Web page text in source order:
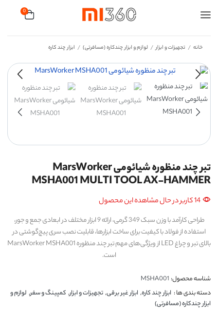
0
خانه / تجهیزات و ابزار / لوازم و ابزار چندکاره (مسافرتی) / ابزار چند کاره
تبر چند منظوره شیائومی MarsWorker
MSHA001 MULTI TOOL AX-HAMMER
14 کاربر در حال مشاهده این محصول
طراحی کارآمد با وزن سبک 349 گرمی، ارائه 9 ابزار مختلف در ابعادی جمع و جور،
استفاده از فولاد با کیفیت برای ساخت ابزارها، قابلیت نصب سری پیچ‌گوشتی در
بالای تبر و چراغ LED از ویژگی‌های مهم تبر چند منظوره MarsWorker MSHA001
است.
شناسه محصول: MSHA001
دسته بندی ها : ابزار چند کاره, ابزار غیر برقی,تجهیزات و ابزار, کمپینگ و سفر, لوازم و
ابزار چندکاره (مسافرتی)